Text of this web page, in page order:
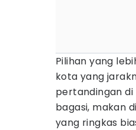
Pilihan yang
kota yang
pertandingan
bagasi, makan
yang ringkas